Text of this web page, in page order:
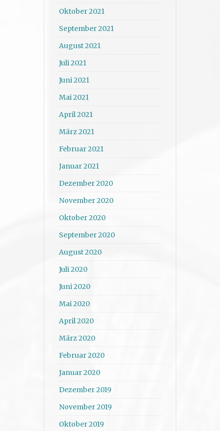
Oktober 2021
September 2021
August 2021
Juli 2021
Juni 2021
Mai 2021
April 2021
März 2021
Februar 2021
Januar 2021
Dezember 2020
November 2020
Oktober 2020
September 2020
August 2020
Juli 2020
Juni 2020
Mai 2020
April 2020
März 2020
Februar 2020
Januar 2020
Dezember 2019
November 2019
Oktober 2019